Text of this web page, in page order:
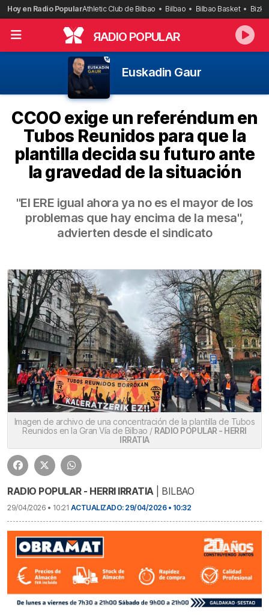
Saltar
al
contenido
Hoy en Radio PopularAthletic Club de Bilbao Bilbao Bilbao Basket
RADIO POPULAR
Euskadin Gaur
CCOO exige un referéndum en
Tubos Reunidos para que la
plantilla decida su futuro ante
la gravedad de la situación
"El ERE igual ahora ya no es el mayor de los
problemas que hay encima de la mesa",
advierten desde el sindicato
Imagen de archivo de una concentración de la plantilla de Tubos
Reunidos en la Gran Vía de Bilbao / RADIO POPULAR - HERRI
IRRATIA
RADIO POPULAR - HERRI IRRATIA| BILBAO
29/04/2026 • 10:21 ACTUALIZADO: 29/04/2026 • 10:32